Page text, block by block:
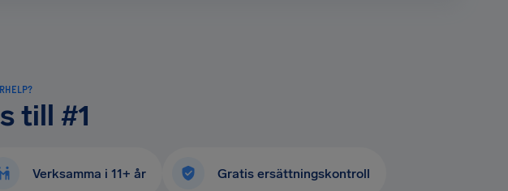
till #1
Verksamma i 11+ år Gratis ersättningskontroll